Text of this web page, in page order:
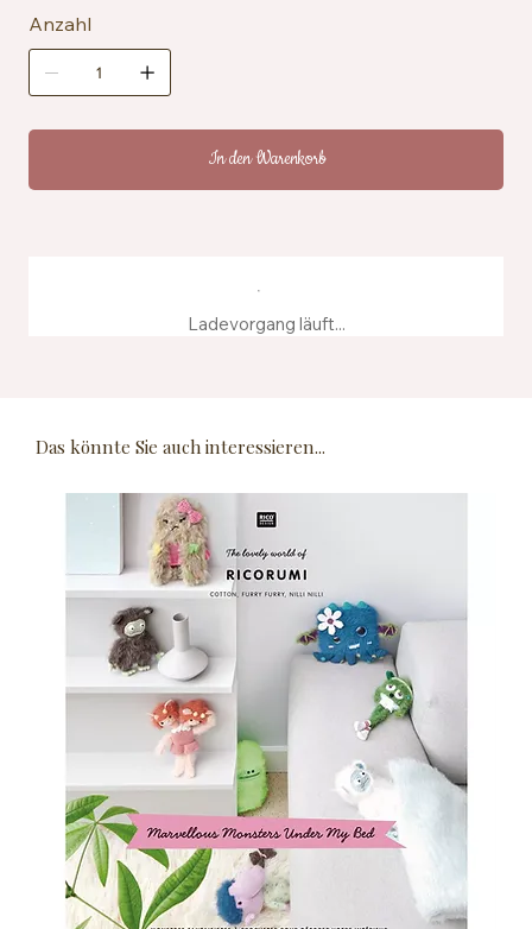
cm
Zertifizierung: OEKO-TEX® Standard 100
Pflegehinweise: Maschinenwaschbar bei 40 °C
Anzahl
In den Warenkorb
Ladevorgang läuft...
Das könnte Sie auch interessieren...